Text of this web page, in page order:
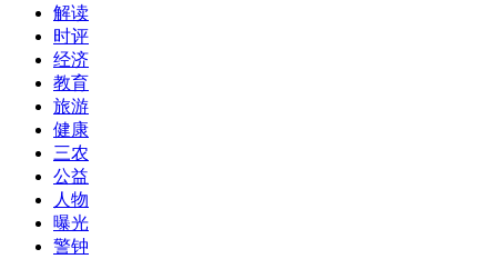
解读
时评
经济
教育
旅游
健康
三农
公益
人物
曝光
警钟